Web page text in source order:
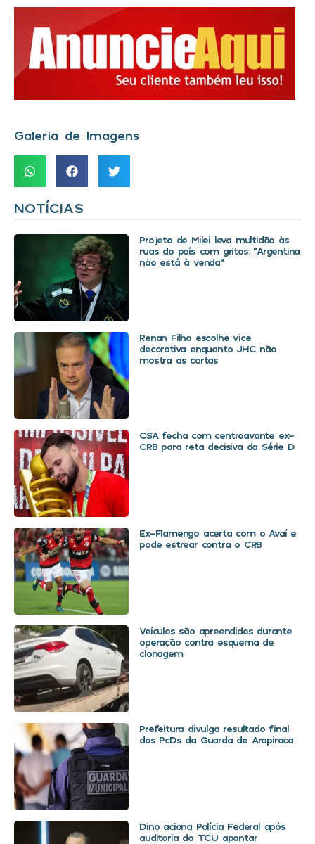
Galeria de Imagens
NOTÍCIAS
Projeto de Milei leva multidão às
ruas do país com gritos: “Argentina
não está à venda”
Renan Filho escolhe vice
decorativa enquanto JHC não
mostra as cartas
CSA fecha com centroavante ex-
CRB para reta decisiva da Série D
Ex-Flamengo acerta com o Avaí e
pode estrear contra o CRB
Veículos são apreendidos durante
operação contra esquema de
clonagem
Prefeitura divulga resultado final
dos PcDs da Guarda de Arapiraca
Dino aciona Polícia Federal após
auditoria do TCU apontar